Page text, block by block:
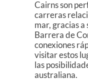
Cairns son
carreras
mar, gracias
Barrera de
conexiones
visitar estos
las
australiana.